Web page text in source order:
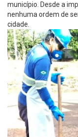
município. Desde a
nenhuma ordem de
cidade.